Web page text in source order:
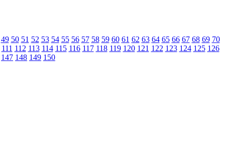
49 50 51 52 53 54 55 56 57 58 59 60 61 62 63 64 65 66 67 68 69 70
111 112 113 114 115 116 117 118 119 120 121 122 123 124 125 126
147 148 149 150